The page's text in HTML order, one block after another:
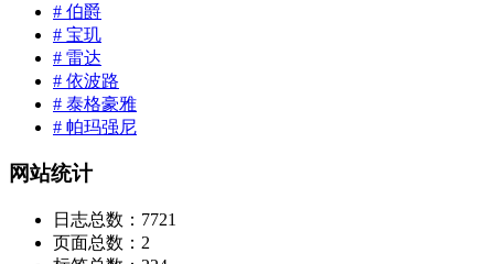
# 伯爵
# 宝玑
# 雷达
# 依波路
# 泰格豪雅
# 帕玛强尼
网站统计
日志总数： 7721
页面总数： 2